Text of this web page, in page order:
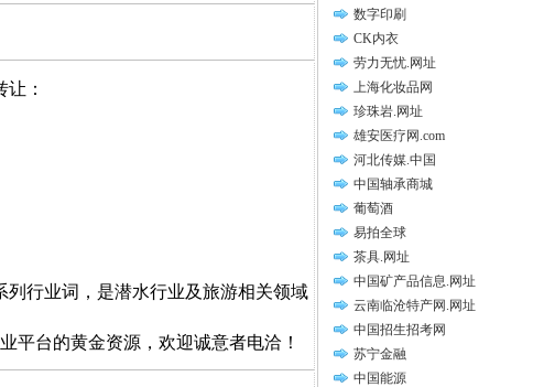
：
行业词，是潜水行业及旅游相关领域
平台的黄金资源，欢迎诚意者电洽！
数字印刷
CK内衣
劳力无忧.网址
上海化妆品网
珍珠岩.网址
雄安医疗网.com
河北传媒.中国
中国轴承商城
葡萄酒
易拍全球
茶具.网址
中国矿产品信息.网址
云南临沧特产网.网址
中国招生招考网
苏宁金融
中国能源